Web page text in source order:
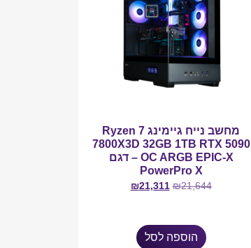
מחשב נייח גיימינג Ryzen 7
7800X3D 32GB 1TB RTX 5090
OC ARGB EPIC-X – דגם
PowerPro X
₪21,644
₪21,311
הוספה לסל